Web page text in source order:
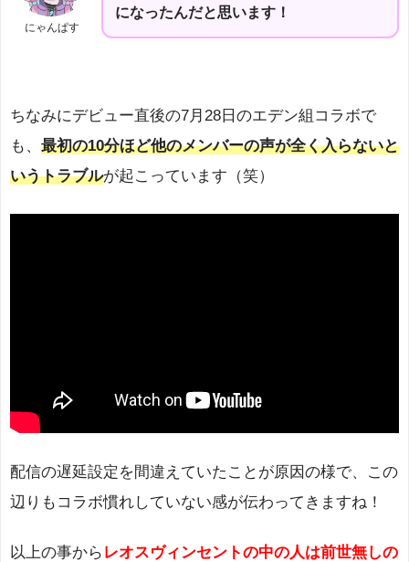
にゃんぱす
になったんだと思います！
ちなみにデビュー直後の7月28日のエデン組コラボで
も、 最初の10分ほど他のメンバーの声が全く入らないと
いうトラブルが起こっています（笑）
配信の遅延設定を間違えていたことが原因の様で、この
辺りもコラボ慣れしていない感が伝わってきますね！
以上の事から レオスヴィンセントの中の人は前世無しの